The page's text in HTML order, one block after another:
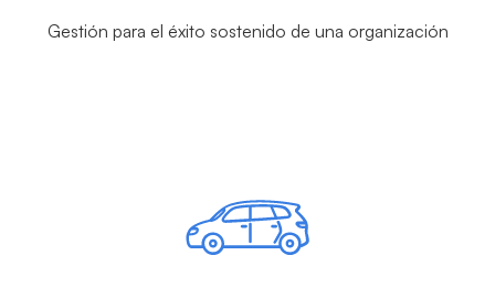
Gestión para el éxito sostenido de una organización